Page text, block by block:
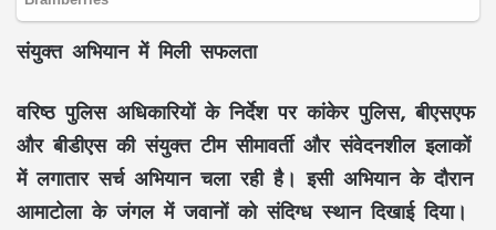
संयुक्त अभियान में मिली सफलता
वरिष्ठ पुलिस अधिकारियों के निर्देश पर कांकेर पुलिस, बीएसएफ
और बीडीएस की संयुक्त टीम सीमावर्ती और संवेदनशील इलाकों
में लगातार सर्च अभियान चला रही है। इसी अभियान के दौरान
आमाटोला के जंगल में जवानों को संदिग्ध स्थान दिखाई दिया।